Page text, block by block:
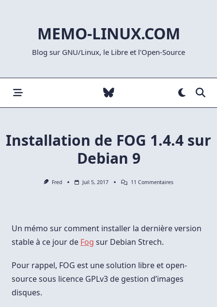
MEMO-LINUX.COM
Blog sur GNU/Linux, le Libre et l'Open-Source
Installation de FOG 1.4.4 sur
Debian 9
Fred Juil 5, 2017 11 CommentairesSur
Debian
9
Un mémo sur comment installer la dernière version
stable à ce jour de Fog sur Debian Strech.
Pour rappel, FOG est une solution libre et open-
source sous licence GPLv3 de gestion d’images
disques.